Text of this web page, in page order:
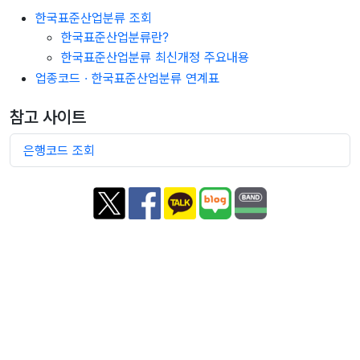
한국표준산업분류 조회
한국표준산업분류란?
한국표준산업분류 최신개정 주요내용
업종코드 · 한국표준산업분류 연계표
참고 사이트
은행코드 조회